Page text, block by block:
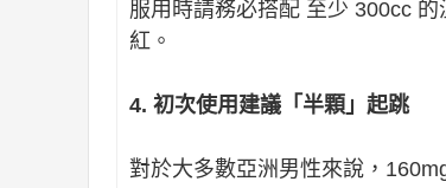
服用時請務必搭配 至少 300cc
紅。
4. 初次使用建議「半顆」起跳
對於大多數亞洲男性來說，